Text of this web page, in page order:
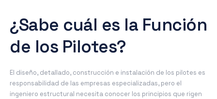
¿Sabe cuál es la Función
de los Pilotes?
El diseño, detallado, construcción e instalación de los pilotes es
responsabilidad de las empresas especializadas, pero el
ingeniero estructural necesita conocer los principios que rigen